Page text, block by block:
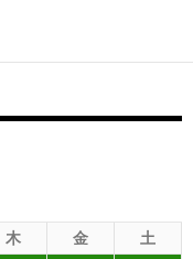
木 金
土